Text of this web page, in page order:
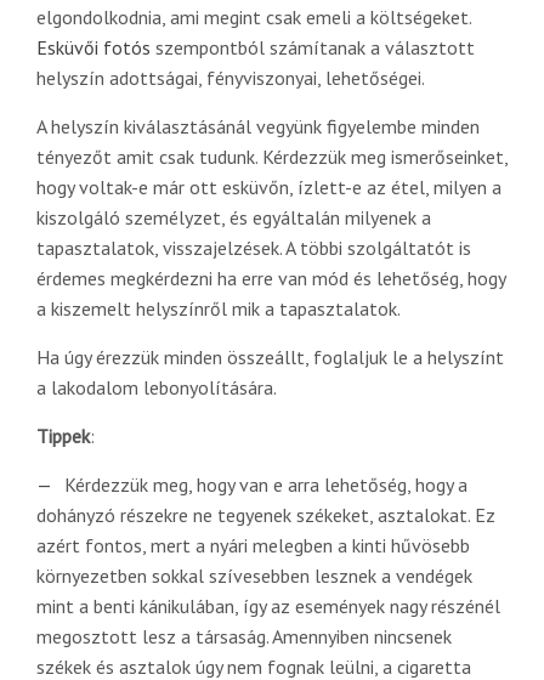
elgondolkodnia, ami megint csak emeli a költségeket.
Esküvői fotós szempontból számítanak a választott
helyszín adottságai, fényviszonyai, lehetőségei.
A helyszín kiválasztásánál vegyünk figyelembe minden
tényezőt amit csak tudunk. Kérdezzük meg ismerőseinket,
hogy voltak-e már ott esküvőn, ízlett-e az étel, milyen a
kiszolgáló személyzet, és egyáltalán milyenek a
tapasztalatok, visszajelzések. A többi szolgáltatót is
érdemes megkérdezni ha erre van mód és lehetőség, hogy
a kiszemelt helyszínről mik a tapasztalatok.
Ha úgy érezzük minden összeállt, foglaljuk le a helyszínt
a lakodalom lebonyolítására.
Tippek:
Kérdezzük meg, hogy van e arra lehetőség, hogy a
dohányzó részekre ne tegyenek székeket, asztalokat. Ez
azért fontos, mert a nyári melegben a kinti hűvösebb
környezetben sokkal szívesebben lesznek a vendégek
mint a benti kánikulában, így az események nagy részénél
megosztott lesz a társaság. Amennyiben nincsenek
székek és asztalok úgy nem fognak leülni, a cigaretta